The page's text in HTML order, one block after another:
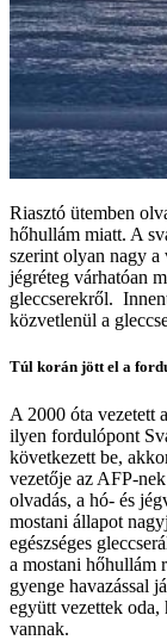
Riasztó ütemben
hőhullám miatt. A
szerint olyan nagy a
jégréteg várhatóan
gleccserekről.
közvetlenül a
Túl korán jött el a
A 2000 óta vezetett
ilyen fordulópont
következett be,
vezetője az AFP-
olvadás, a hó- és
mostani állapot
egészséges
a mostani hőhullám
gyenge havazással
együtt vezettek oda,
vannak.